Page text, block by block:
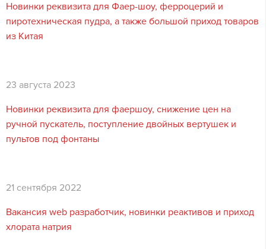
Новинки реквизита для Фаер-шоу, ферроцерий и
пиротехническая пудра, а также большой приход товаров
из Китая
23 августа 2023
Новинки реквизита для фаершоу, снижение цен на
ручной пускатель, поступление двойных вертушек и
пультов под фонтаны
21 сентября 2022
Вакансия web разработчик, новинки реактивов и приход
хлората натрия